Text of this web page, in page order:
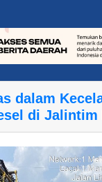
dalam
di Jalintim